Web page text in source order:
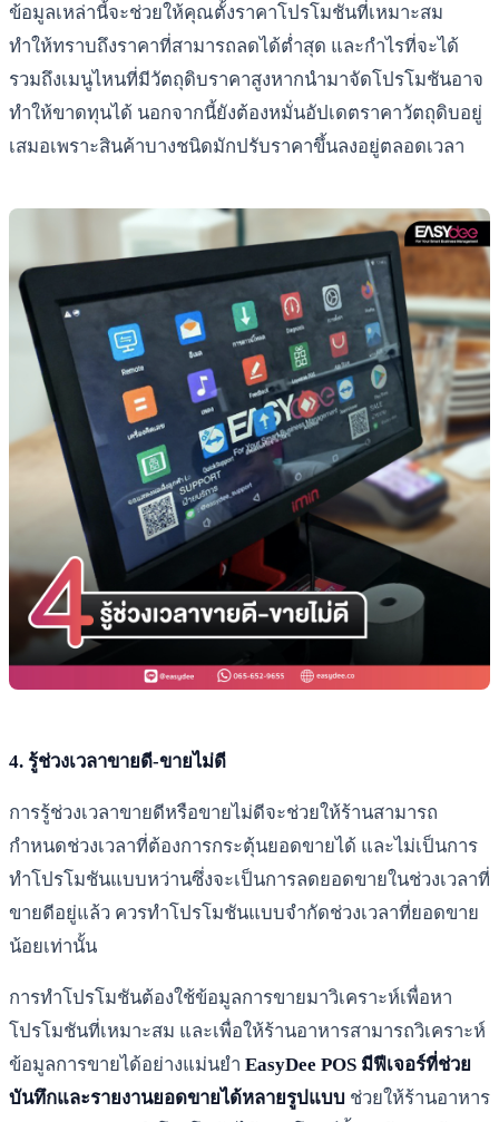
ข้อมูลเหล่านี้จะช่วยให้คุณตั้งราคาโปรโมชันที่เหมาะสม
ทำให้ทราบถึงราคาที่สามารถลดได้ต่ำสุด และกำไรที่จะได้
รวมถึงเมนูไหนที่มีวัตถุดิบราคาสูงหากนำมาจัดโปรโมชันอาจ
ทำให้ขาดทุนได้ นอกจากนี้ยังต้องหมั่นอัปเดตราคาวัตถุดิบอยู่
เสมอเพราะสินค้าบางชนิดมักปรับราคาขึ้นลงอยู่ตลอดเวลา
4. รู้ช่วงเวลาขายดี-ขายไม่ดี
การรู้ช่วงเวลาขายดีหรือขายไม่ดีจะช่วยให้ร้านสามารถ
กำหนดช่วงเวลาที่ต้องการกระตุ้นยอดขายได้ และไม่เป็นการ
ทำโปรโมชันแบบหว่านซึ่งจะเป็นการลดยอดขายในช่วงเวลาที่
ขายดีอยู่แล้ว ควรทำโปรโมชันแบบจำกัดช่วงเวลาที่ยอดขาย
น้อยเท่านั้น
การทำโปรโมชันต้องใช้ข้อมูลการขายมาวิเคราะห์เพื่อหา
โปรโมชันที่เหมาะสม และเพื่อให้ร้านอาหารสามารถวิเคราะห์
ข้อมูลการขายได้อย่างแม่นยำ EasyDee POS มีฟีเจอร์ที่ช่วย
บันทึกและรายงานยอดขายได้หลายรูปแบบ ช่วยให้ร้านอาหาร